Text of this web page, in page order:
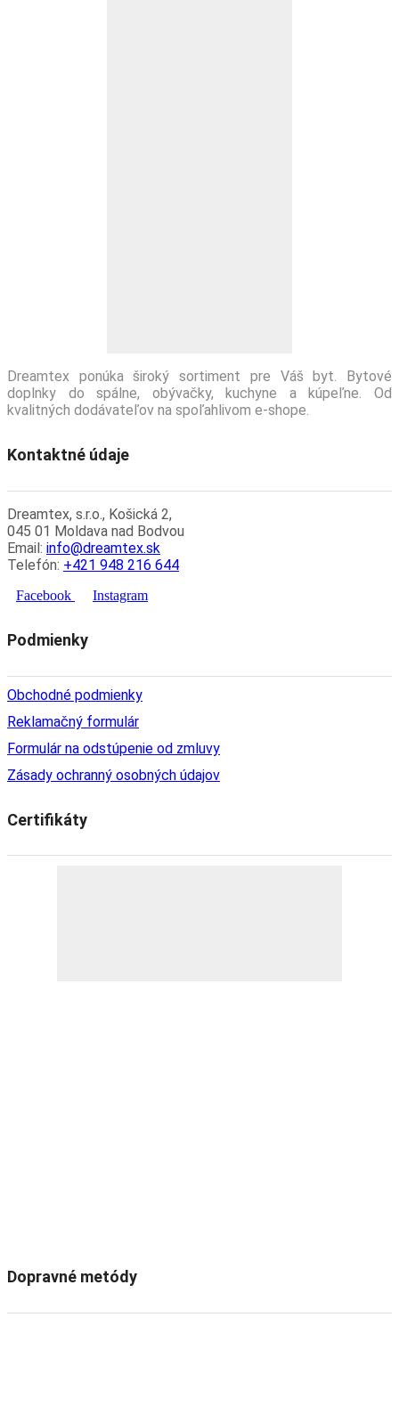
Dreamtex ponúka široký sortiment pre Váš byt. Bytové
doplnky do spálne, obývačky, kuchyne a kúpeľne. Od
kvalitných dodávateľov na spoľahlivom e-shope.
Kontaktné údaje
Dreamtex, s.r.o., Košická 2,
045 01 Moldava nad Bodvou
Email: info@dreamtex.sk
Telefón: +421 948 216 644
Facebook Instagram
Podmienky
Obchodné podmienky
Reklamačný formulár
Formulár na odstúpenie od zmluvy
Zásady ochranný osobných údajov
Certifikáty
Dopravné metódy